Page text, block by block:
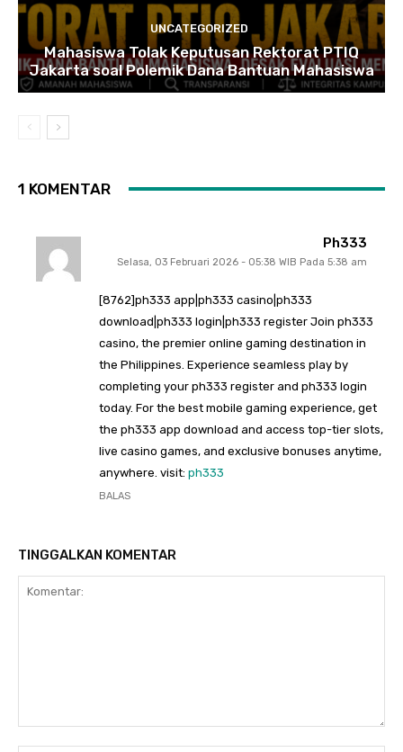
UNCATEGORIZED
Mahasiswa Tolak Keputusan Rektorat PTIQ
Jakarta soal Polemik Dana Bantuan Mahasiswa
1 KOMENTAR
Ph333
Selasa, 03 Februari 2026 - 05:38 WIB Pada 5:38 am
[8762]ph333 app|ph333 casino|ph333
download|ph333 login|ph333 register Join ph333
casino, the premier online gaming destination in
the Philippines. Experience seamless play by
completing your ph333 register and ph333 login
today. For the best mobile gaming experience, get
the ph333 app download and access top-tier slots,
live casino games, and exclusive bonuses anytime,
anywhere. visit: ph333
BALAS
TINGGALKAN KOMENTAR